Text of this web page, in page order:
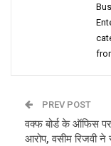
PREV POST
वक्फ बोर्ड के ऑफिस
आरोप, वसीम रिजवी ने